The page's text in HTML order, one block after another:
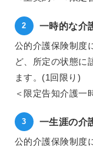
一時的な介
公的介護保険制度
ど、所定の状態に
ます。(1回限り)
＜限定告知介護一
一生涯の介
公的介護保険制度